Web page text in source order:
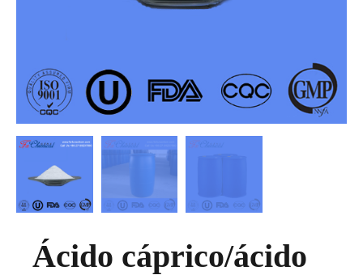
Ácido cáprico/ácido